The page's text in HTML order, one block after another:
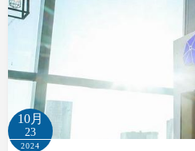
10月
23
2024